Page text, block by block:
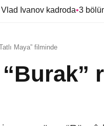
kadroda•3 bölümü hazır
Maya” filminde